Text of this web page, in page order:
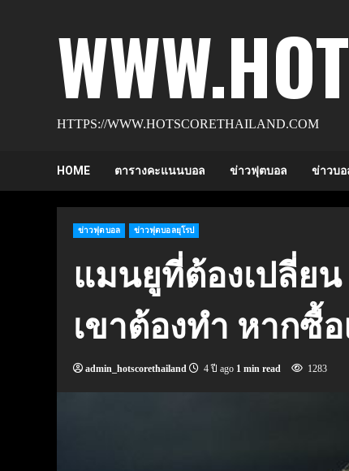
HTTPS://WWW.HOTSCORETHAILAND.COM
HOME ตารางคะแนนบอล ข่าวฟุตบอล ข่าวบอ
ข่าวฟุตบอล ข่าวฟุตบอลยุโรป
แมนยูที่ต้องเปลี่ย
เขาต้องทำ หากซื้
admin_hotscorethailand 4 ปี ago 1 min read 1283